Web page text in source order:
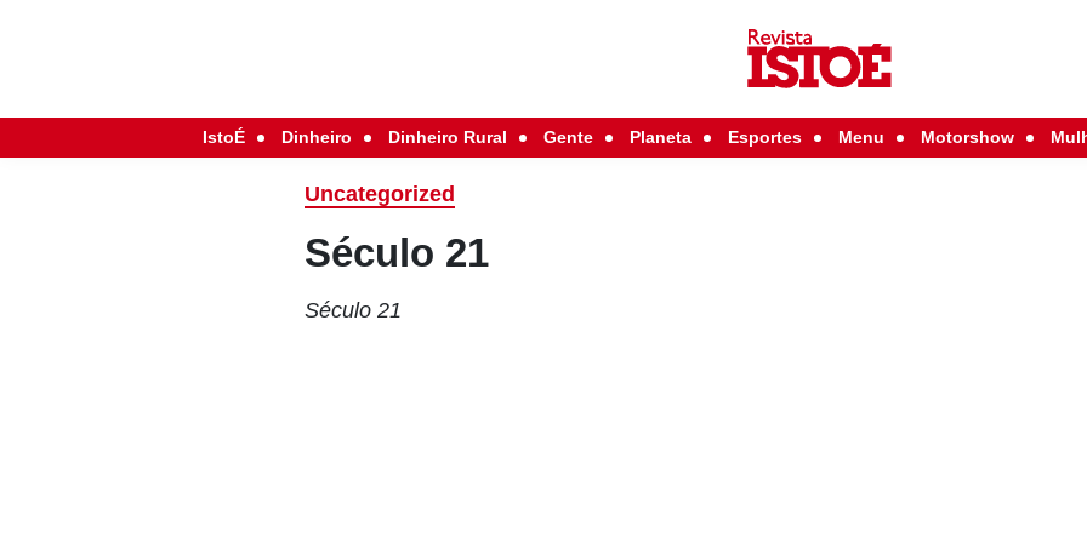
IstoÉ Dinheiro Dinheiro Rural Gente Planeta Esportes Menu Motorshow
Uncategorized
Século 21
Século 21